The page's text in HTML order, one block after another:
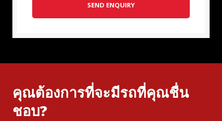
SEND ENQUIRY
คุณต้องการที่จะมีรถที่คุณชื่น
ชอบ?